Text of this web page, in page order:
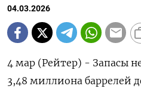
04.03.2026
4 мар (Рейтер) - Запасы
‌3,48 миллиона баррелей